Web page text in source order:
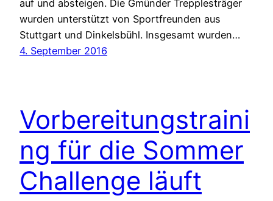
auf und absteigen. Die Gmünder Trepplesträger
wurden unterstützt von Sportfreunden aus
Stuttgart und Dinkelsbühl. Insgesamt wurden…
4. September 2016
Vorbereitungstraini
ng für die Sommer
Challenge läuft